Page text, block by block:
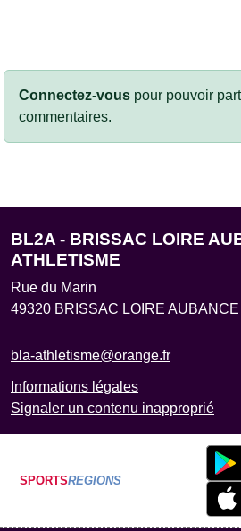
Connectez-vous pour pouvoir
commentaires.
BL2A - BRISSAC LOIRE
ATHLETISME
Rue du Marin
49320 BRISSAC LOIRE AUBANCE
bla-athletisme@orange.fr
Informations légales
Signaler un contenu inapproprié
SPORTSREGIONS